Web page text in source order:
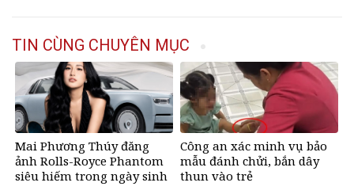
TIN CÙNG CHUYÊN MỤC
Mai Phương Thúy đăng
ảnh Rolls-Royce Phantom
siêu hiếm trong ngày sinh
Công an xác minh vụ bảo
mẫu đánh chửi, bắn dây
thun vào trẻ